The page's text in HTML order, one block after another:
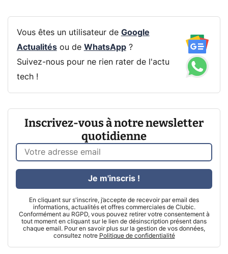
Vous êtes un utilisateur de Google
Actualitésou de WhatsApp?
Suivez-nous pour ne rien rater de l'actu
tech !
Inscrivez-vous à notre newsletter
quotidienne
En cliquant sur s'inscrire, j’accepte de recevoir par email des
informations, actualités et offres commerciales de Clubic.
Conformément au RGPD, vous pouvez retirer votre consentement à
tout moment en cliquant sur le lien de désinscription présent dans
chaque email. Pour en savoir plus sur la gestion de vos données,
consultez notre Politique de confidentialité
Je m'inscris !